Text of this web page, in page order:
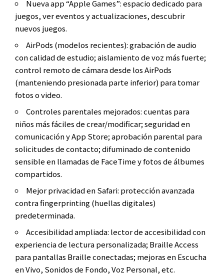
Nueva app “Apple Games”: espacio dedicado para
juegos, ver eventos y actualizaciones, descubrir
nuevos juegos.
AirPods (modelos recientes): grabación de audio
con calidad de estudio; aislamiento de voz más fuerte;
control remoto de cámara desde los AirPods
(manteniendo presionada parte inferior) para tomar
fotos o video.
Controles parentales mejorados: cuentas para
niños más fáciles de crear/modificar; seguridad en
comunicación y App Store; aprobación parental para
solicitudes de contacto; difuminado de contenido
sensible en llamadas de FaceTime y fotos de álbumes
compartidos.
Mejor privacidad en Safari: protección avanzada
contra fingerprinting (huellas digitales)
predeterminada.
Accesibilidad ampliada: lector de accesibilidad con
experiencia de lectura personalizada; Braille Access
para pantallas Braille conectadas; mejoras en Escucha
en Vivo, Sonidos de Fondo, Voz Personal, etc.